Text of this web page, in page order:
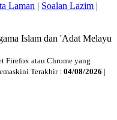
Laman Soalan Lazim
Islam dan 'Adat Melayu
Firefox atau Chrome yang
Terakhir : 04/08/2026 |